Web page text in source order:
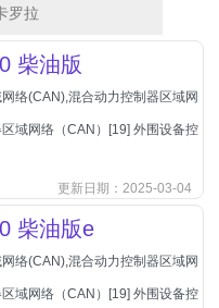
柴油版
络(CAN),混合动力控制器区域网
域网络（CAN）[19] 外围设备控
更新日期：2025-03-04
柴油版e
络(CAN),混合动力控制器区域网
域网络（CAN）[19] 外围设备控